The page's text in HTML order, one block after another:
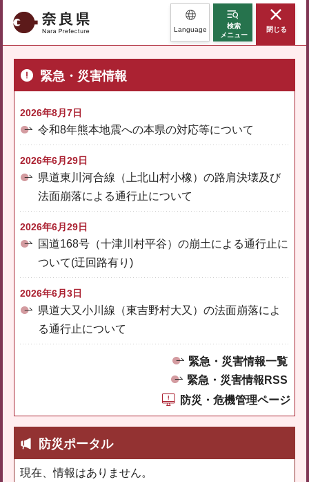
奈良県 Language
検索
メニュー
閉じる
緊急・災害情報
2026年8月7日
令和8年熊本地震への本県の対応等について
2026年6月29日
県道東川河合線（上北山村小橡）の路肩決壊及び
法面崩落による通行止について
2026年6月29日
国道168号（十津川村平谷）の崩土による通行止に
ついて(迂回路有り)
2026年6月3日
県道大又小川線（東吉野村大又）の法面崩落によ
る通行止について
緊急・災害情報一覧
緊急・災害情報RSS
防災・危機管理ページ
防災ポータル
現在、情報はありません。